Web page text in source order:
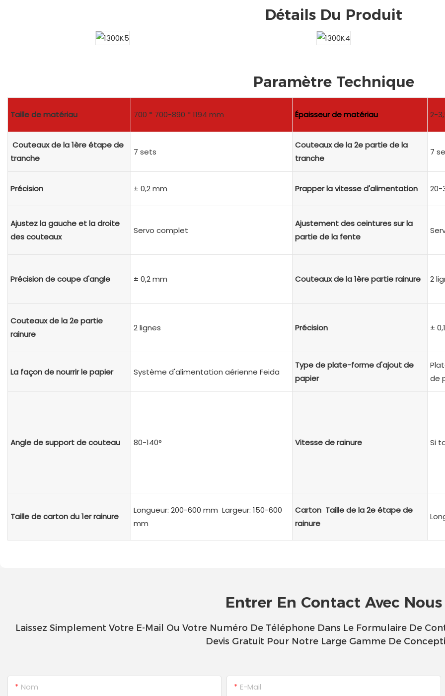
Détails Du Produit
Paramètre Technique
Taille de matériau 700 * 700-890 * 1194 mm Épaisseur de matériau 2-
Couteaux de la 1ère étape de
tranche
7 sets
Couteaux de la 2e partie de la
tranche
7
Précision ± 0,2 mm Prapper la vitesse d'alimentation 20-
Ajustez la gauche et la droite
des couteaux
Servo complet
Ajustement des ceintures sur la
partie de la fente
Précision de coupe d'angle ± 0,2 mm Couteaux de la 1ère partie rainure 2
Couteaux de la 2e partie
rainure
2 lignes Précision ±
La façon de nourrir le papier Système d'alimentation aérienne Feida
Type de plate-forme d'ajout de
papier
de
Angle de support de couteau 80-140° Vitesse de rainure Si
Taille de carton du 1er rainure
Longueur: 200-600 mm Largeur: 150-600
mm
Carton Taille de la 2e étape de
rainure
Entrer En Contact Avec Nous
Laissez Simplement Votre E-Mail Ou Votre Numéro De Téléphone Dans Le Formulaire De
Devis Gratuit Pour Notre Large Gamme De
Nom E-Mail